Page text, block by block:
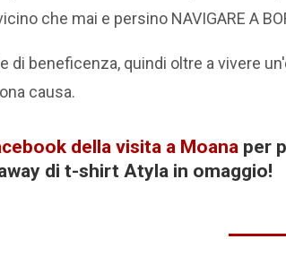
che mai e persino NAVIGARE A
di beneficenza, quindi oltre a vivere
causa.
della visita a Moana per
di t-shirt Atyla in omaggio!